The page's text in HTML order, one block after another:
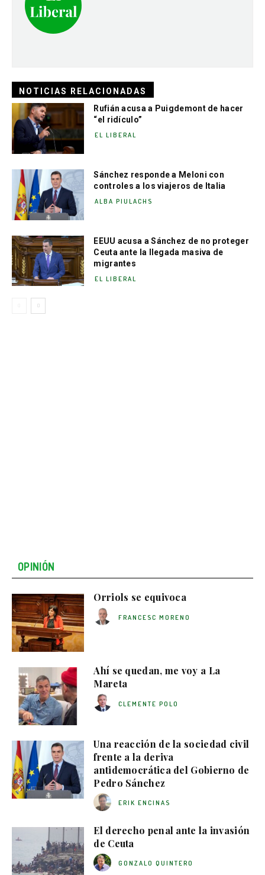
NOTICIAS RELACIONADAS
Rufián acusa a Puigdemont de hacer
“el ridículo”
EL LIBERAL
Sánchez responde a Meloni con
controles a los viajeros de Italia
ALBA PIULACHS
EEUU acusa a Sánchez de no proteger
Ceuta ante la llegada masiva de
migrantes
EL LIBERAL
OPINIÓN
Orriols se equivoca
FRANCESC MORENO
Ahí se quedan, me voy a La
Mareta
CLEMENTE POLO
Una reacción de la sociedad civil
frente a la deriva
antidemocrática del Gobierno de
Pedro Sánchez
ERIK ENCINAS
El derecho penal ante la invasión
de Ceuta
GONZALO QUINTERO